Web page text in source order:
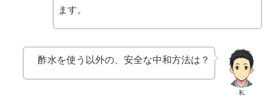
ます。
私
酢水を使う以外の、安全な中和方法は？